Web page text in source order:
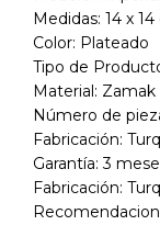
Medidas: 14 x
Color: Plateado
Tipo de
Material: Zamak
Número de
Fabricación:
Garantía: 3
Fabricación: